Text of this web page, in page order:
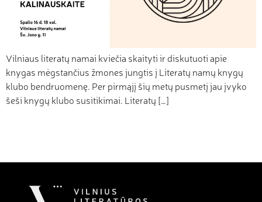
Vilniaus literatų namai kviečia skaityti ir diskutuoti apie
knygas mėgstančius žmones jungtis į Literatų namų knygų
klubo bendruomenę. Per pirmąjį šių metų pusmetį jau įvyko
šeši knygų klubo susitikimai. Literatų […]